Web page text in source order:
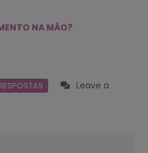
NA MÃO?
Leave a